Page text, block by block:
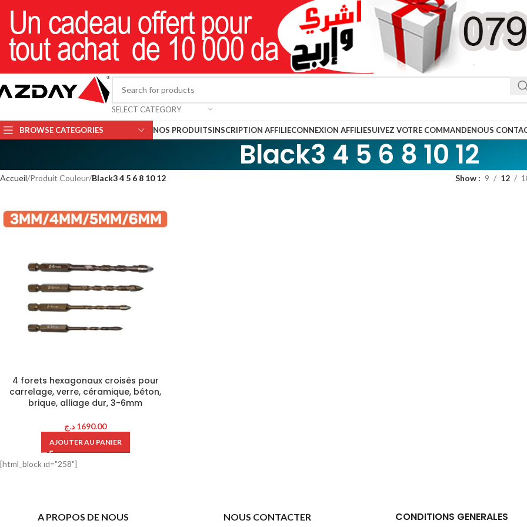
SELECT CATEGORY
BROWSE CATEGORIES NOS PRODUITSINSCRIPTION AFFILIECONNEXION AFFILIESUIVEZ VOTRE COMMANDENOUS
Black3 4 5 6 8 10 12
Accueil Produit Couleur Black3 4 5 6 8 10 12 Show 9 12
4 forets hexagonaux croisés pour
carrelage, verre, céramique, béton,
brique, alliage dur, 3-6mm
1690.00 د.ج
AJOUTER AU PANIER
[html_block id="258"]
A PROPOS DE NOUS NOUS CONTACTER CONDITIONS GENERALES